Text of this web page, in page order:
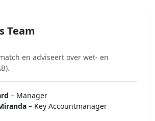
Team
en adviseert over wet- en
– Manager
– Key Accountmanager